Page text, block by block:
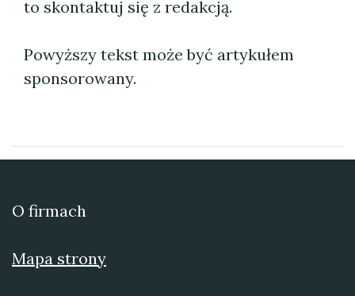
to skontaktuj się z redakcją.
Powyższy tekst może być artykułem
sponsorowany.
O firmach
Mapa strony